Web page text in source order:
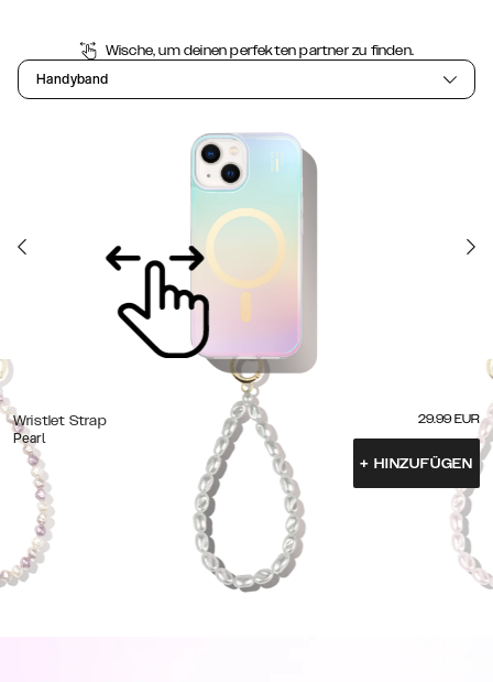
Wische, um deinen perfekten partner zu finden.
Handyband
Wristlet Strap
Pearl
29.99 EUR
+ HINZUFÜGEN